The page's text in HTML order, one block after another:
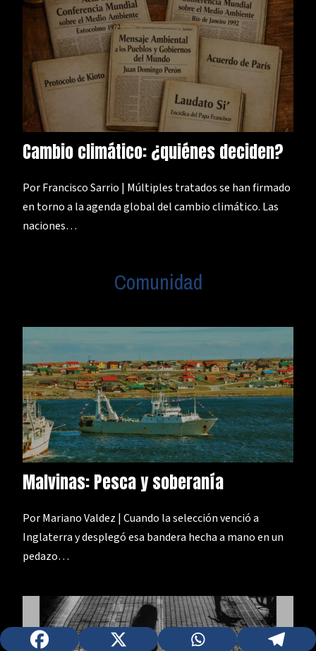
Cambio climático: ¿quiénes deciden?
Por Francisco Sarrio | Múltiples tratados se han firmado
en torno a la agenda global del cambio climático. Las
naciones…
Comunidad
Malvinas: Pesca y soberanía
Por Mariano Valdez | Cuando la selección venció a
Inglaterra y desplegó esa bandera hecha a mano en un
pedazo…